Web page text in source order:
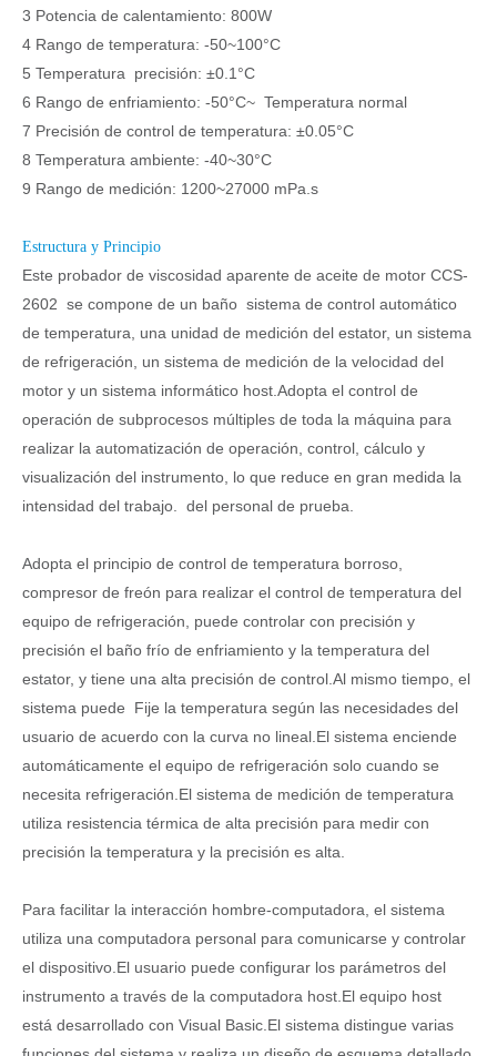
3 Potencia de calentamiento: 800W
4 Rango de temperatura: -50~100°C
5 Temperatura precisión: ±0.1°C
6 Rango de enfriamiento: -50°C~ Temperatura normal
7 Precisión de control de temperatura: ±0.05°C
8 Temperatura ambiente: -40~30°C
9 Rango de medición: 1200~27000 mPa.s
Estructura y Principio
Este probador de viscosidad aparente de aceite de motor CCS-
2602 se compone de un baño sistema de control automático
de temperatura, una unidad de medición del estator, un sistema
de refrigeración, un sistema de medición de la velocidad del
motor y un sistema informático host.Adopta el control de
operación de subprocesos múltiples de toda la máquina para
realizar la automatización de operación, control, cálculo y
visualización del instrumento, lo que reduce en gran medida la
intensidad del trabajo. del personal de prueba.
Adopta el principio de control de temperatura borroso,
compresor de freón para realizar el control de temperatura del
equipo de refrigeración, puede controlar con precisión y
precisión el baño frío de enfriamiento y la temperatura del
estator, y tiene una alta precisión de control.Al mismo tiempo, el
sistema puede Fije la temperatura según las necesidades del
usuario de acuerdo con la curva no lineal.El sistema enciende
automáticamente el equipo de refrigeración solo cuando se
necesita refrigeración.El sistema de medición de temperatura
utiliza resistencia térmica de alta precisión para medir con
precisión la temperatura y la precisión es alta.
Para facilitar la interacción hombre-computadora, el sistema
utiliza una computadora personal para comunicarse y controlar
el dispositivo.El usuario puede configurar los parámetros del
instrumento a través de la computadora host.El equipo host
está desarrollado con Visual Basic.El sistema distingue varias